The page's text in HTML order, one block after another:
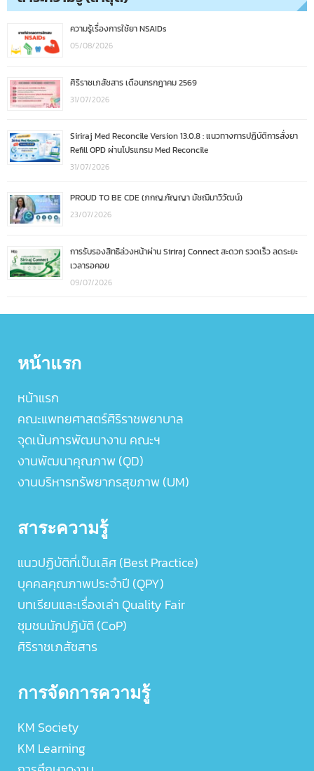
ความรู้เรื่องการใช้ยา NSAIDs
05/08/2026
ศิริราชเภสัชสาร เดือนกรกฎาคม 2569
31/07/2026
Siriraj Med Reconcile Version 13.0.8 : แนวทางการปฏิบัติการสั่งยา
Refill OPD ผ่านโปรแกรม Med Reconcile
31/07/2026
PROUD TO BE CDE (ภกญ.กัญญา มัชฌิมาวิวัฒน์)
23/07/2026
การรับรองสิทธิล่วงหน้าผ่าน Siriraj Connect สะดวก รวดเร็ว ลดระยะ
เวลารอคอย
09/07/2026
หน้าแรก
หน้าแรก
คณะแพทยศาสตร์ศิริราชพยาบาล
จุดเน้นการพัฒนางาน คณะฯ
งานพัฒนาคุณภาพ (QD)
งานบริหารทรัพยากรสุขภาพ (UM)
สาระความรู้
แนวปฏิบัติที่เป็นเลิศ (Best Practice)
บุคคลคุณภาพประจำปี (QPY)
บทเรียนและเรื่องเล่า Quality Fair
ชุมชนนักปฏิบัติ (CoP)
ศิริราชเภสัชสาร
การจัดการความรู้
KM Society
KM Learning